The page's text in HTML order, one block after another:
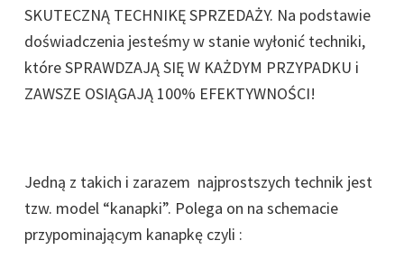
SKUTECZNĄ TECHNIKĘ SPRZEDAŻY. Na podstawie
doświadczenia jesteśmy w stanie wyłonić techniki,
które SPRAWDZAJĄ SIĘ W KAŻDYM PRZYPADKU i
ZAWSZE OSIĄGAJĄ 100% EFEKTYWNOŚCI!
Jedną z takich i zarazem najprostszych technik jest
tzw. model “kanapki”. Polega on na schemacie
przypominającym kanapkę czyli :